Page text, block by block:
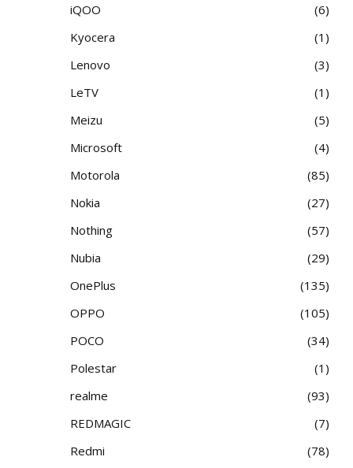
iQOO
6
Kyocera
1
Lenovo
3
LeTV
1
Meizu
5
Microsoft
4
Motorola
85
Nokia
27
Nothing
57
Nubia
29
OnePlus
135
OPPO
105
POCO
34
Polestar
1
realme
93
REDMAGIC
7
Redmi
78